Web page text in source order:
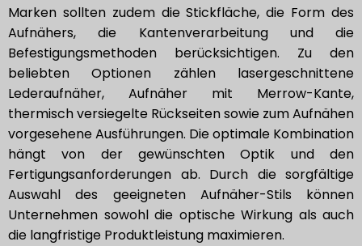
Marken sollten zudem die Stickfläche, die Form des
Aufnähers, die Kantenverarbeitung und die
Befestigungsmethoden berücksichtigen. Zu den
beliebten Optionen zählen lasergeschnittene
Lederaufnäher, Aufnäher mit Merrow-Kante,
thermisch versiegelte Rückseiten sowie zum Aufnähen
vorgesehene Ausführungen. Die optimale Kombination
hängt von der gewünschten Optik und den
Fertigungsanforderungen ab. Durch die sorgfältige
Auswahl des geeigneten Aufnäher-Stils können
Unternehmen sowohl die optische Wirkung als auch
die langfristige Produktleistung maximieren.